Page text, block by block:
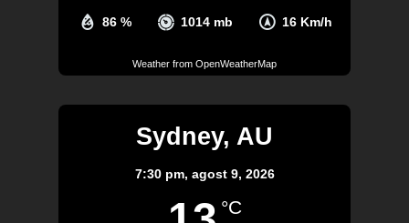
86 % 1014 mb 16 Km/h
Weather from OpenWeatherMap
Sydney, AU
7:30 pm, agost 9, 2026
°C